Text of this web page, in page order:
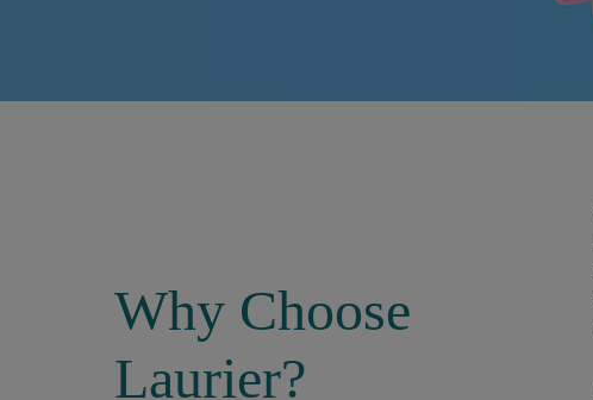
Why Choose
Laurier?